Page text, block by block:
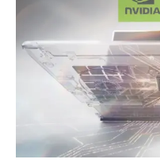
How To
Blog
Επικοινωνία